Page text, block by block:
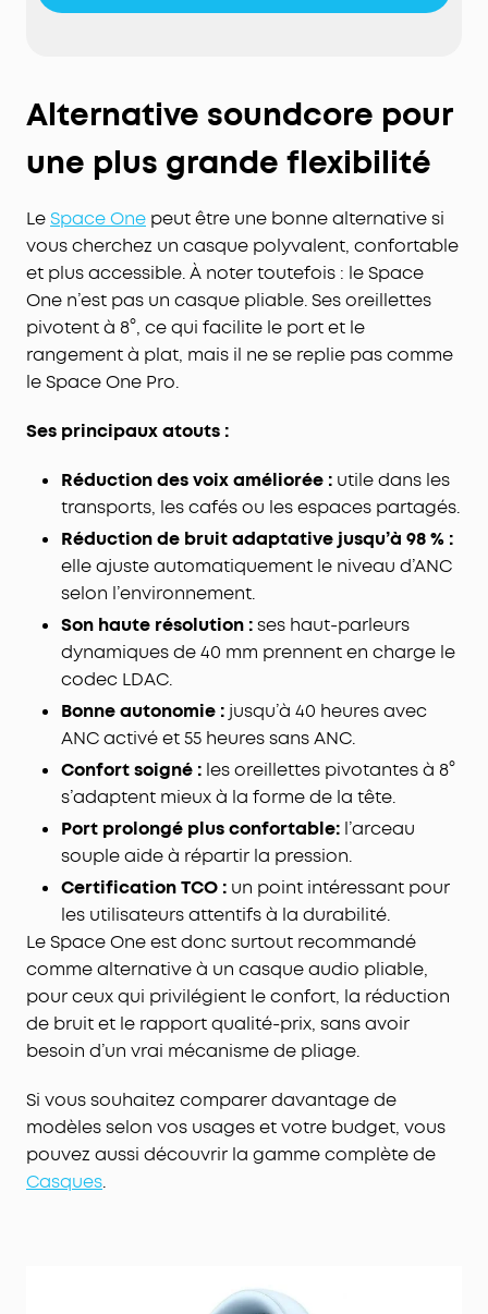
trois diaphragmes composites pour un équilibre
audio parfait et d'un mode LDAC pour l'audio
haute résolution. Profitez d'un son haute fidélité,
sans distorsion, avec moins de 3% de distorsion
60 heures de lecture non-stop avec une charge
ultra-rapide :Profitez d'un son qui dure des jours,
avec une charge ultra-rapide pour 8 heures de
lecture en seulement 5 minutes. Le Space One Pro
bénéficie d'une impressionnante autonomie de 40
heures sur avec ANC activé, et de 60 heures avec
ANC désactivé.
Idéal pour les vols long-courriers, le bandeau de
soulagement de la pression du Space One Pro et
ses oreillettes en mousse à relaxation font du
confort une priorité, même pendant les longues
sessions d'écoute.
Alternative soundcore pour
une plus grande flexibilité
Le Space One peut être une bonne alternative si
vous cherchez un casque polyvalent, confortable
et plus accessible. À noter toutefois : le Space
One n’est pas un casque pliable. Ses oreillettes
pivotent à 8°, ce qui facilite le port et le
rangement à plat, mais il ne se replie pas comme
le Space One Pro.
Ses principaux atouts :
Réduction des voix améliorée : utile dans les
transports, les cafés ou les espaces partagés.
Réduction de bruit adaptative jusqu’à 98 % :
elle ajuste automatiquement le niveau d’ANC
selon l’environnement.
Son haute résolution :ses haut-parleurs
dynamiques de 40 mm prennent en charge le
codec LDAC.
Bonne autonomie : jusqu’à 40 heures avec
ANC activé et 55 heures sans ANC.
Confort soigné : les oreillettes pivotantes à 8°
s’adaptent mieux à la forme de la tête.
Port prolongé plus confortable: l’arceau
souple aide à répartir la pression.
Certification TCO : un point intéressant pour
les utilisateurs attentifs à la durabilité.
Le Space One est donc surtout recommandé
comme alternative à un casque audio pliable,
pour ceux qui privilégient le confort, la réduction
de bruit et le rapport qualité-prix, sans avoir
besoin d’un vrai mécanisme de pliage.
Si vous souhaitez comparer davantage de
modèles selon vos usages et votre budget, vous
pouvez aussi découvrir la gamme complète de
Casques.